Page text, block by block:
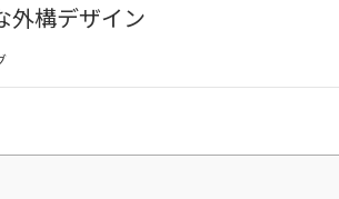
外構デザイン